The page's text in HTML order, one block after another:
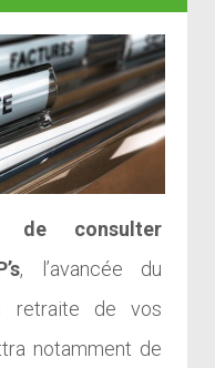
de consulter
, l’avancée du
retraite de vos
notamment de